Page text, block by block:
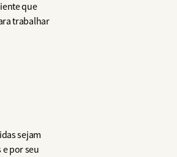
que
trabalhar
sejam
por seu